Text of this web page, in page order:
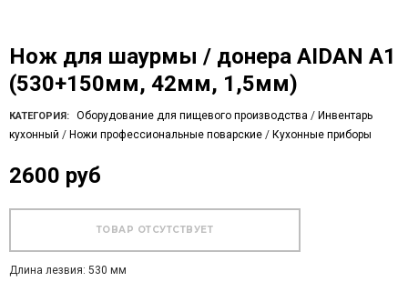
Нож для шаурмы / донера AIDAN A1
(530+150мм, 42мм, 1,5мм)
КАТЕГОРИЯ: Оборудование для пищевого производства / Инвентарь
кухонный / Ножи профессиональные поварские / Кухонные приборы
2600 руб
Длина лезвия: 530 мм